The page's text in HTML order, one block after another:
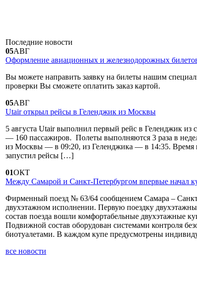
Последние новости
05АВГ
Оформление авиационных и железнодорожных
Вы можете направить заявку на билеты нашим
проверки Вы сможете оплатить заказ картой.
05АВГ
Utair открыл рейсы в Геленджик из Москвы
5 августа Utair выполнил первый рейс в Геленджик из
— 160 пассажиров. Полеты выполняются 3 раза в
из Москвы — в 09:20, из Геленджика — в 14:35. Время
запустил рейсы […]
01ОКТ
Между Самарой и Санкт-Петербургом впервые начал
Фирменный поезд № 63/64 сообщением Самара –
двухэтажном исполнении. Первую поездку
состав поезда вошли комфортабельные двухэтажные
Подвижной состав оборудован системами контроля
биотуалетами. В каждом купе предусмотрены
все новости